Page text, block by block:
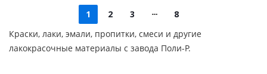
1 2 3
8
Краски, лаки, эмали, пропитки, смеси и другие
лакокрасочные материалы с завода Поли-Р.